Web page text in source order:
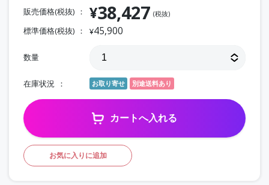
販売価格(税抜) ¥38,427 (税抜)
標準価格(税抜) ¥45,900
数量
在庫状況 お取り寄せ 別途送料あり
カートへ入れる
お気に入りに追加